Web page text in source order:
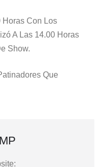
Horas Con Los
A Las 14.00 Horas
Show.
Que